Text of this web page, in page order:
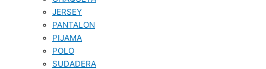
JERSEY
PANTALON
PIJAMA
POLO
SUDADERA